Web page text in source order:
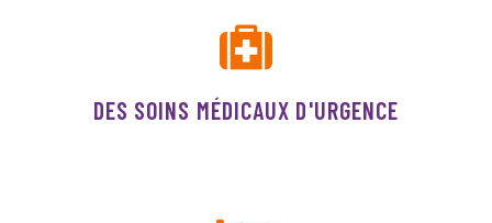
DES SOINS MÉDICAUX D'URGENCE